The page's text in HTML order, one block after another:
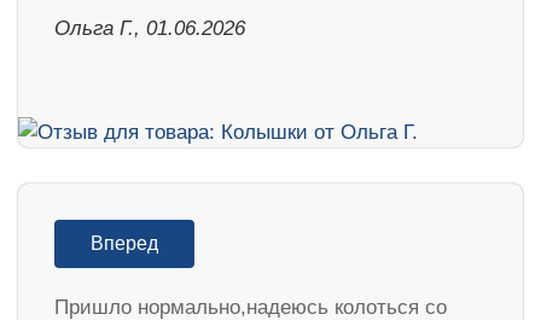
Ольга Г., 01.06.2026
Вперед
Пришло нормально,надеюсь колоться со